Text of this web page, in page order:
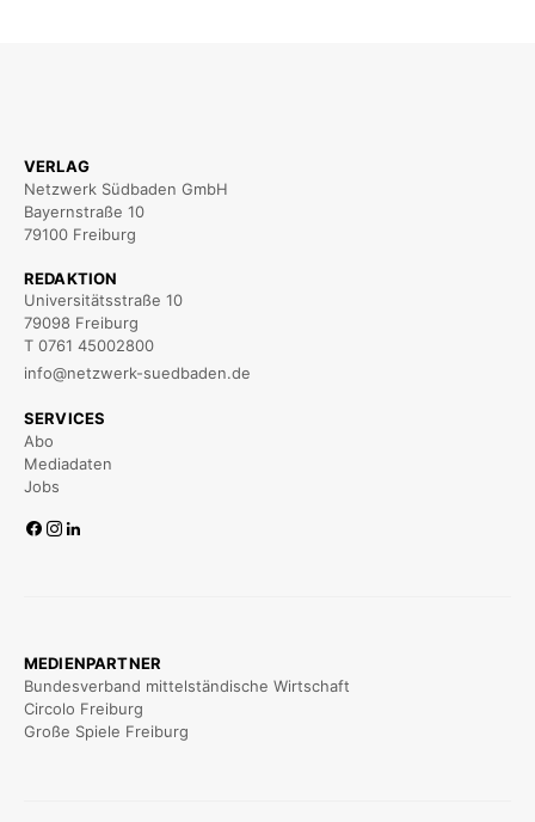
VERLAG
Netzwerk Südbaden GmbH
Bayernstraße 10
79100 Freiburg
REDAKTION
Universitätsstraße 10
79098 Freiburg
T 0761 45002800
info@netzwerk-suedbaden.de
SERVICES
Abo
Mediadaten
Jobs
MEDIENPARTNER
Bundesverband mittelständische Wirtschaft
Circolo Freiburg
Große Spiele Freiburg